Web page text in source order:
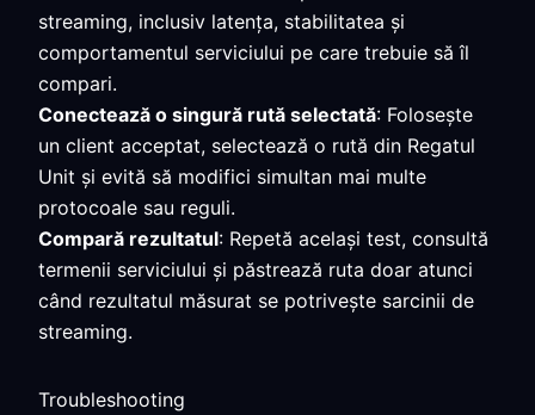
streaming, inclusiv latența, stabilitatea și
comportamentul serviciului pe care trebuie să îl
compari.
Conectează o singură rută selectată: Folosește
un client acceptat, selectează o rută din Regatul
Unit și evită să modifici simultan mai multe
protocoale sau reguli.
Compară rezultatul: Repetă același test, consultă
termenii serviciului și păstrează ruta doar atunci
când rezultatul măsurat se potrivește sarcinii de
streaming.
Troubleshooting